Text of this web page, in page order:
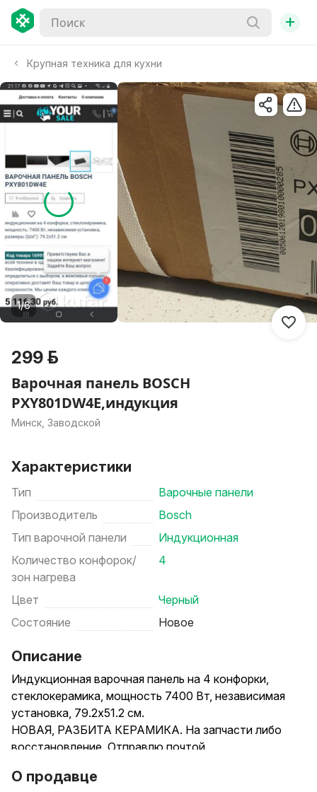
+
Крупная техника для кухни
1/6
299 р.
Варочная панель BOSCH
PXY801DW4E,индукция
Минск, Заводской
Характеристики
Тип
Варочные панели
Производитель
Bosch
Тип варочной панели
Индукционная
Количество конфорок/
зон нагрева
4
Цвет
Черный
Состояние
Новое
Описание
Индукционная варочная панель на 4 конфорки,
стеклокерамика, мощность 7400 Вт, независимая
установка, 79.2х51.2 см.
НОВАЯ, РАЗБИТА КЕРАМИКА. На запчасти либо
восстановление. Отправлю почтой.
О продавце